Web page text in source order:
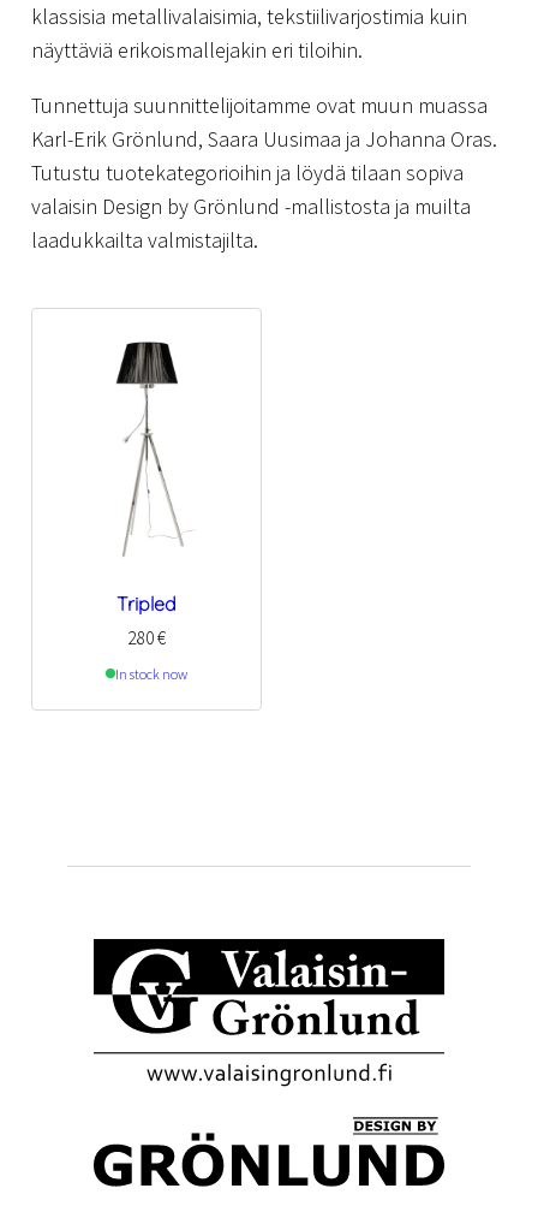
klassisia metallivalaisimia, tekstiilivarjostimia kuin
näyttäviä erikoismallejakin eri tiloihin.
Tunnettuja suunnittelijoitamme ovat muun muassa
Karl-Erik Grönlund, Saara Uusimaa ja Johanna Oras.
Tutustu tuotekategorioihin ja löydä tilaan sopiva
valaisin Design by Grönlund -mallistosta ja muilta
laadukkailta valmistajilta.
Tripled
280€
In stock now